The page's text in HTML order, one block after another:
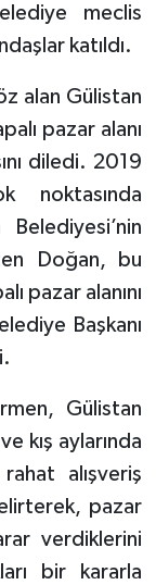
meclis
katıldı.
alan Gülistan
pazar alanı
diledi. 2019
noktasında
Doğan, bu
pazar alanını
Başkanı
Gülistan
kış aylarında
alışveriş
pazar
verdiklerini
bir kararla